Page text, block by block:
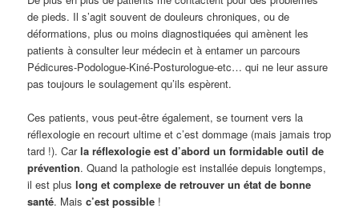
de pieds. Il s’agit souvent de douleurs chroniques, ou de
déformations, plus ou moins diagnostiquées qui amènent les
patients à consulter leur médecin et à entamer un parcours
Pédicures-Podologue-Kiné-Posturologue-etc… qui ne leur assure
pas toujours le soulagement qu’ils espèrent.
Ces patients, vous peut-être également, se tournent vers la
réflexologie en recourt ultime et c’est dommage (mais jamais trop
tard !). Carla réflexologie est d’abord un formidable outil de
prévention. Quand la pathologie est installée depuis longtemps,
il est pluslong et complexe de retrouver un état de bonne
santé. Maisc’est possible !